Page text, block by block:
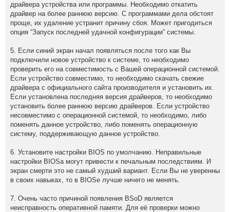
драйвера устройства или программы. Необходимо откатить
драйвер на более раннюю версию. С программами дела обстоят
проще, их удаление устранит причину сбоя. Может пригодиться
опция “Запуск последней удачной конфигурации” системы.
5. Если синий экран начал появляться после того как Вы
подключили новое устройство к системе, то необходимо
проверить его на совместимость с Вашей операционной системой.
Если устройство совместимо, то необходимо скачать свежие
драйвера с официального сайта производителя и установить их.
Если установлена последняя версия драйверов, то необходимо
установить более раннюю версию драйверов. Если устройство
несовместимо с операционной системой, то необходимо, либо
поменять данное устройство, либо поменять операционную
систему, поддерживающую данное устройство.
6. Установите настройки BIOS по умолчанию. Неправильные
настройки BIOSа могут привести к печальным последствиям. И
экран смерти это не самый худший вариант. Если Вы не уверенны
в своих навыках, то в BIOSе лучше ничего не менять.
7. Очень часто причиной появления BSoD является
неисправность оперативной памяти. Для её проверки можно